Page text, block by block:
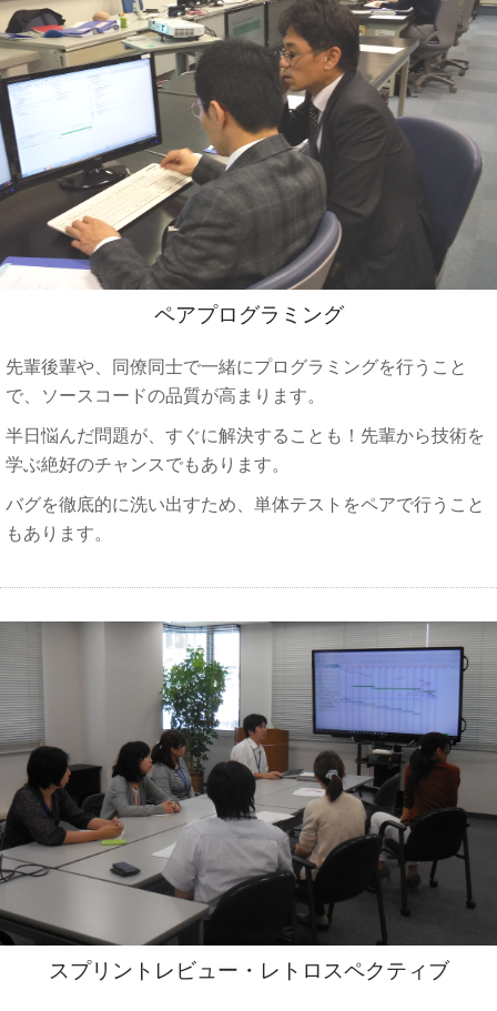
ペアプログラミング
先輩後輩や、同僚同士で一緒にプログラミングを行うこと
で、ソースコードの品質が高まります。
半日悩んだ問題が、すぐに解決することも！先輩から技術を
学ぶ絶好のチャンスでもあります。
バグを徹底的に洗い出すため、単体テストをペアで行うこと
もあります。
スプリントレビュー・レトロスペクティブ